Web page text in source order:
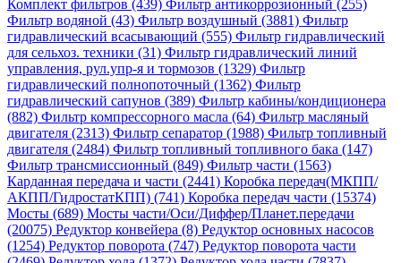
Комплект фильтров (439) Фильтр антикоррозионный (255)
Фильтр водяной (43) Фильтр воздушный (3881) Фильтр
гидравлический всасывающий (555) Фильтр гидравлический
для сельхоз. техники (31) Фильтр гидравлический линий
управления, рул.упр-я и тормозов (1329) Фильтр
гидравлический полнопоточный (1362) Фильтр
гидравлический сапунов (389) Фильтр кабины/кондиционера
(882) Фильтр компрессорного масла (64) Фильтр масляный
двигателя (2313) Фильтр сепаратор (1988) Фильтр топливный
двигателя (2484) Фильтр топливный топливного бака (147)
Фильтр трансмиссионный (849) Фильтр части (1563)
Карданная передача и части (2441) Коробка передач(МКПП/
АКПП/ГидростатКПП) (741) Коробка передач части (15374)
Мосты (689) Мосты части/Оси/Диффер/Планет.передачи
(20075) Редуктор конвейера (8) Редуктор основных насосов
(1254) Редуктор поворота (747) Редуктор поворота части